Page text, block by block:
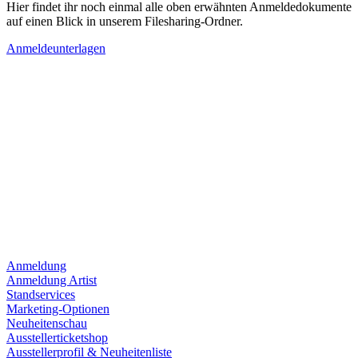
Hier findet ihr noch einmal alle oben erwähnten Anmeldedokumente
auf einen Blick in unserem Filesharing-Ordner.
Anmeldeunterlagen
Anmeldung
Anmeldung Artist
Standservices
Marketing-Optionen
Neuheitenschau
Ausstellerticketshop
Ausstellerprofil & Neuheitenliste